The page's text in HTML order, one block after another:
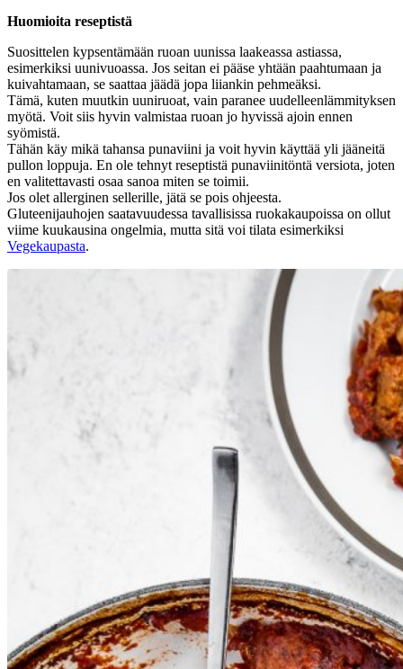
Huomioita reseptistä
Suosittelen kypsentämään ruoan uunissa laakeassa astiassa,
esimerkiksi uunivuoassa. Jos seitan ei pääse yhtään paahtumaan ja
kuivahtamaan, se saattaa jäädä jopa liiankin pehmeäksi.
Tämä, kuten muutkin uuniruoat, vain paranee uudelleenlämmityksen
myötä. Voit siis hyvin valmistaa ruoan jo hyvissä ajoin ennen
syömistä.
Tähän käy mikä tahansa punaviini ja voit hyvin käyttää yli jääneitä
pullon loppuja. En ole tehnyt reseptistä punaviinitöntä versiota, joten
en valitettavasti osaa sanoa miten se toimii.
Jos olet allerginen sellerille, jätä se pois ohjeesta.
Gluteenijauhojen saatavuudessa tavallisissa ruokakaupoissa on ollut
viime kuukausina ongelmia, mutta sitä voi tilata esimerkiksi
Vegekaupasta.